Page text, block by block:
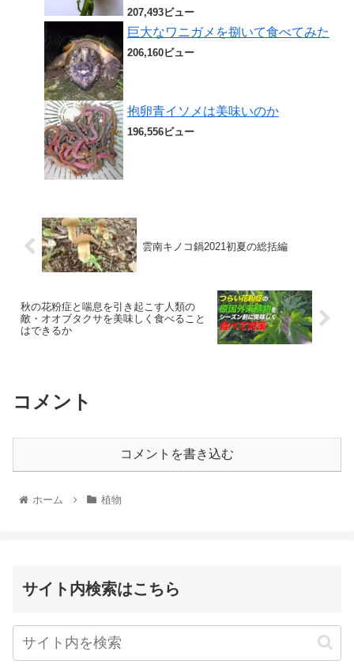
207,493ビュー
巨大なワニガメを捌いて食べてみた
206,160ビュー
抱卵青イソメは美味いのか
196,556ビュー
雲南キノコ鍋2021初夏の総括編
秋の花粉症と喘息を引き起こす人類の
敵・オオブタクサを美味しく食べること
はできるか
コメント
コメントを書き込む
ホーム 植物
サイト内検索はこちら